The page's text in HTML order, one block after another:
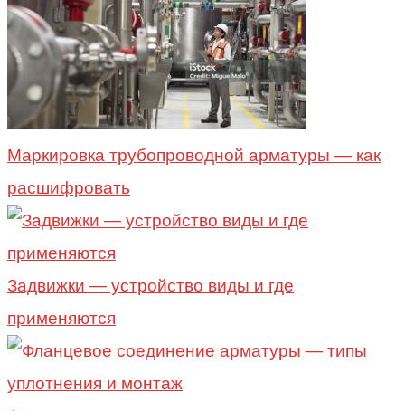
Маркировка трубопроводной арматуры — как
расшифровать
Задвижки — устройство виды и где
применяются